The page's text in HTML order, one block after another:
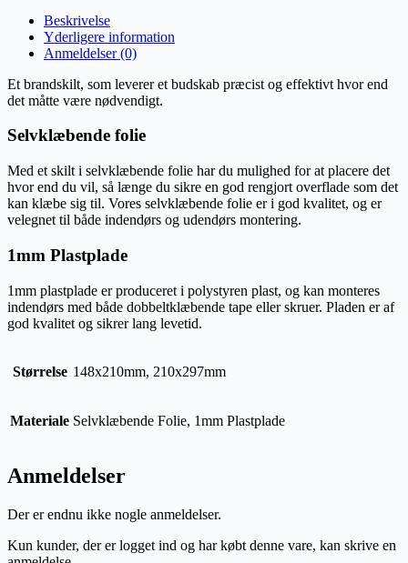
Beskrivelse
Yderligere information
Anmeldelser (0)
Et brandskilt, som leverer et budskab præcist og effektivt hvor end
det måtte være nødvendigt.
Selvklæbende folie
Med et skilt i selvklæbende folie har du mulighed for at placere det
hvor end du vil, så længe du sikre en god rengjort overflade som det
kan klæbe sig til. Vores selvklæbende folie er i god kvalitet, og er
velegnet til både indendørs og udendørs montering.
1mm Plastplade
1mm plastplade er produceret i polystyren plast, og kan monteres
indendørs med både dobbeltklæbende tape eller skruer. Pladen er af
god kvalitet og sikrer lang levetid.
Størrelse 148x210mm, 210x297mm
Materiale Selvklæbende Folie, 1mm Plastplade
Anmeldelser
Der er endnu ikke nogle anmeldelser.
Kun kunder, der er logget ind og har købt denne vare, kan skrive en